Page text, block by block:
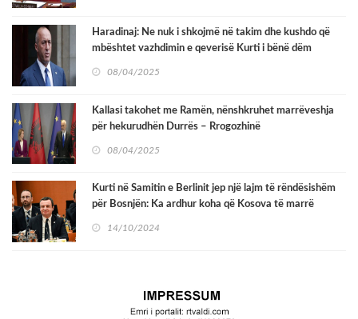
Haradinaj: Ne nuk i shkojmë në takim dhe kushdo që
mbështet vazhdimin e qeverisë Kurti i bënë dëm
08/04/2025
Kallasi takohet me Ramën, nënshkruhet marrëveshja
për hekurudhën Durrës – Rrogozhinë
08/04/2025
Kurti në Samitin e Berlinit jep një lajm të rëndësishëm
për Bosnjën: Ka ardhur koha që Kosova të marrë
14/10/2024